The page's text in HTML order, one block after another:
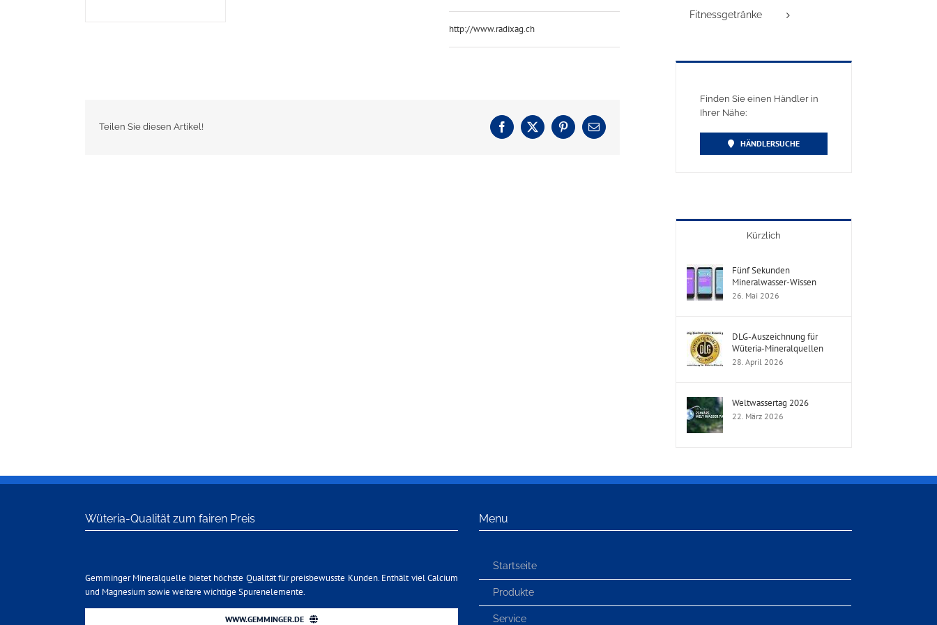
http://www.radixag.ch
Teilen Sie diesen Artikel! Facebook
X PinterestE-
Fitnessgetränke
Finden Sie einen Händler in
Ihrer Nähe:
HÄNDLERSUCHE
Kürzlich
Fünf Sekunden
Mineralwasser-Wissen
26. Mai 2026
DLG-Auszeichnung für
Wüteria-Mineralquellen
28. April 2026
Weltwassertag 2026
22. März 2026
Wüteria-Qualität zum fairen Preis
Gemminger Mineralquelle bietet höchste Qualität für preisbewusste Kunden. Enthält viel Calcium
und Magnesium sowie weitere wichtige Spurenelemente.
WWW.GEMMINGER.DE
Menu
Startseite
Produkte
Service